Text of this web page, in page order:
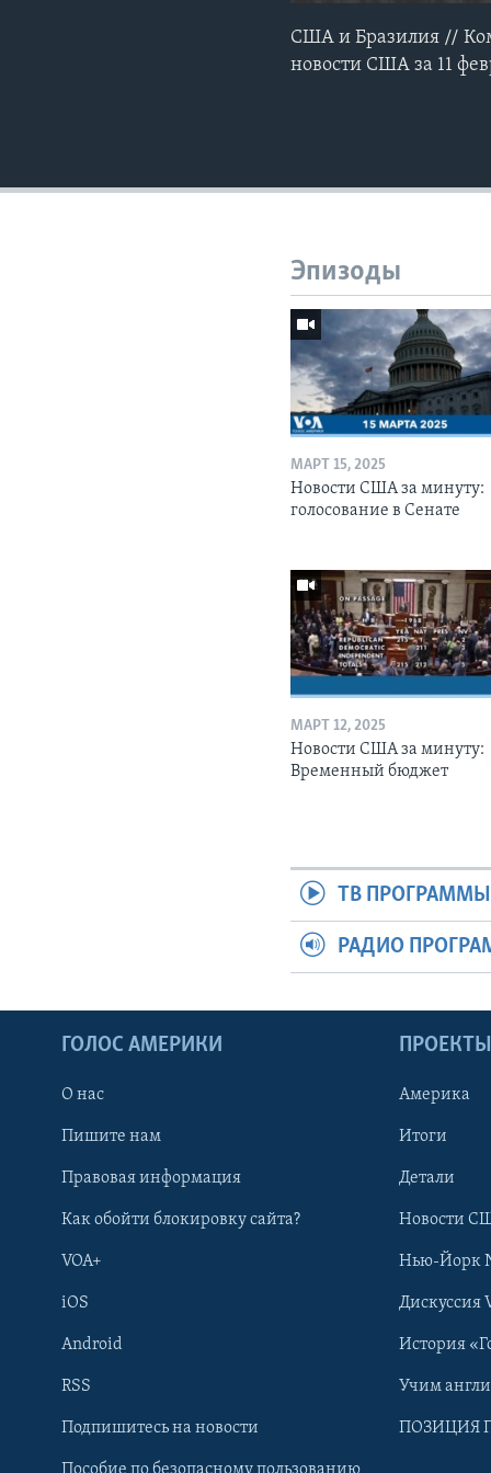
Learning English
США и Бразилия //
новости США за 11
Эпизоды
МАРТ 15, 2025
Новости США за минуту:
голосование в Сенате
МАРТ 12, 2025
Новости США за минуту:
Временный бюджет
ТВ ПРОГРАММЫ
РАДИО
ГОЛОС АМЕРИКИ
О нас
Пишите нам
Правовая информация
Как обойти блокировку сайта?
VOA+
iOS
Android
RSS
Подпишитесь на новости
ПРОЕКТЫ
Америка
Итоги
Детали
Новости
Нью-Йорк
Дискуссия
История
Учим
ПОЗИЦИЯ